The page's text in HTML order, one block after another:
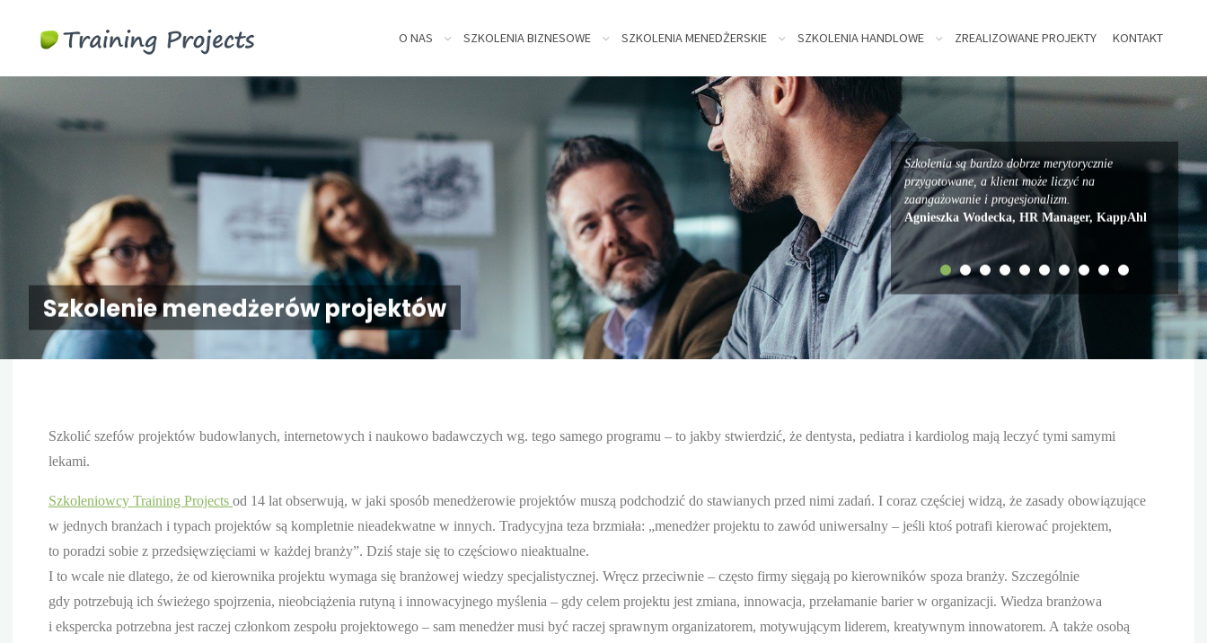
O NAS SZKOLENIA BIZNESOWE SZKOLENIA MENEDŻERSKIE SZKOLENIA HANDLOWE ZREALIZOWANE PROJEKTY KONTAKT
Szkolenie menedżerów projektów
Szkolenia są bardzo dobrze merytorycznie
przygotowane, a klient może liczyć na
zaangażowanie i progesjonalizm.
Agnieszka Wodecka, HR Manager, KappAhl
Szkolić szefów projektów budowlanych, internetowych i naukowo badawczych wg. tego samego programu – to jakby stwierdzić, że dentysta, pediatra i kardiolog mają leczyć tymi samymi
lekami.
Szkoleniowcy Training Projects od 14 lat obserwują, w jaki sposób menedżerowie projektów muszą podchodzić do stawianych przed nimi zadań. I coraz częściej widzą, że zasady obowiązujące
w jednych branżach i typach projektów są kompletnie nieadekwatne w innych. Tradycyjna teza brzmiała: „menedżer projektu to zawód uniwersalny – jeśli ktoś potrafi kierować projektem,
to poradzi sobie z przedsięwzięciami w każdej branży”. Dziś staje się to częściowo nieaktualne.
I to wcale nie dlatego, że od kierownika projektu wymaga się branżowej wiedzy specjalistycznej. Wręcz przeciwnie – często firmy sięgają po kierowników spoza branży. Szczególnie
gdy potrzebują ich świeżego spojrzenia, nieobciążenia rutyną i innowacyjnego myślenia – gdy celem projektu jest zmiana, innowacja, przełamanie barier w organizacji. Wiedza branżowa
i ekspercka potrzebna jest raczej członkom zespołu projektowego – sam menedżer musi być raczej sprawnym organizatorem, motywującym liderem, kreatywnym innowatorem. A także osobą